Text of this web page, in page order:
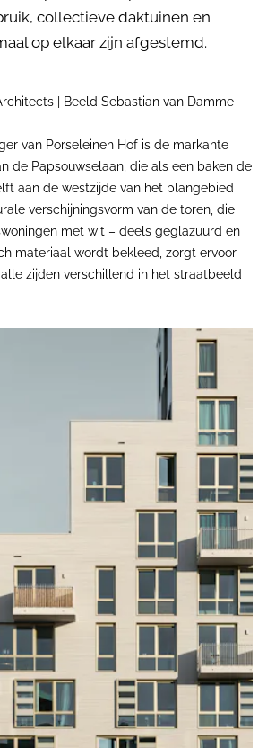
collectieve daktuinen en
op elkaar zijn afgestemd.
| Beeld Sebastian van Damme
van Porseleinen Hof is de markante
de Papsouwselaan, die als een baken de
aan de westzijde van het plangebied
verschijningsvorm van de toren, die
met wit – deels geglazuurd en
materiaal wordt bekleed, zorgt ervoor
zijden verschillend in het straatbeeld